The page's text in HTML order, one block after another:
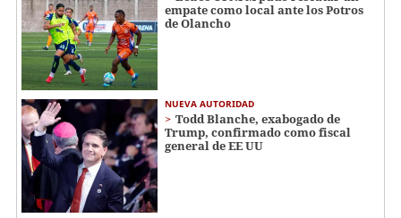
empate como local ante los Potros
de Olancho
NUEVA AUTORIDAD
Todd Blanche, exabogado de
Trump, confirmado como fiscal
general de EE UU